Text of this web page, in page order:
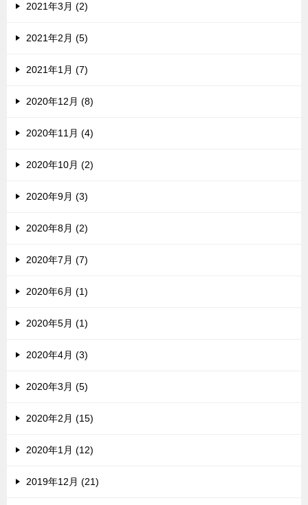
2021年3月 (2)
2021年2月 (5)
2021年1月 (7)
2020年12月 (8)
2020年11月 (4)
2020年10月 (2)
2020年9月 (3)
2020年8月 (2)
2020年7月 (7)
2020年6月 (1)
2020年5月 (1)
2020年4月 (3)
2020年3月 (5)
2020年2月 (15)
2020年1月 (12)
2019年12月 (21)